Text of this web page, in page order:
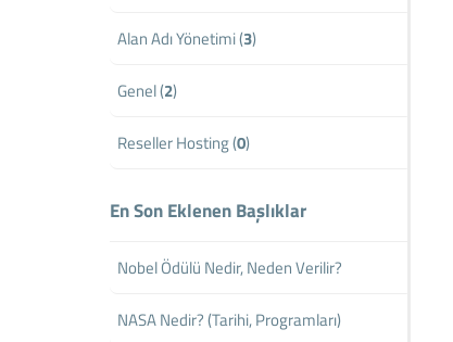
Alan Adı Yönetimi (3)
Genel (2)
Reseller Hosting (0)
En Son Eklenen Başlıklar
Nobel Ödülü Nedir, Neden Verilir?
NASA Nedir? (Tarihi, Programları)